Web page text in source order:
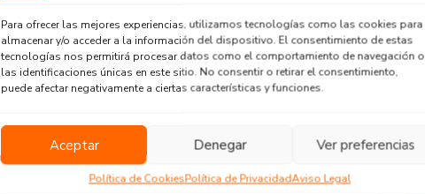
Para ofrecer las mejores experiencias, utilizamos tecnologías como las cookies para
almacenar y/o acceder a la información del dispositivo. El consentimiento de estas
tecnologías nos permitirá procesar datos como el comportamiento de navegación o
las identificaciones únicas en este sitio. No consentir o retirar el consentimiento,
puede afectar negativamente a ciertas características y funciones.
Aceptar Denegar Ver preferencias
Política de CookiesPolítica de PrivacidadAviso Legal